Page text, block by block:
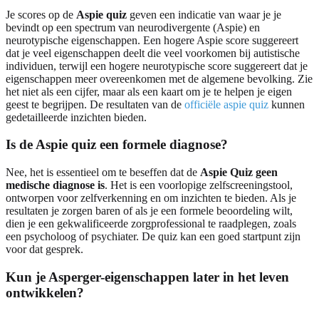
Je scores op de Aspie quiz geven een indicatie van waar je je
bevindt op een spectrum van neurodivergente (Aspie) en
neurotypische eigenschappen. Een hogere Aspie score suggereert
dat je veel eigenschappen deelt die veel voorkomen bij autistische
individuen, terwijl een hogere neurotypische score suggereert dat je
eigenschappen meer overeenkomen met de algemene bevolking. Zie
het niet als een cijfer, maar als een kaart om je te helpen je eigen
geest te begrijpen. De resultaten van de officiële aspie quiz kunnen
gedetailleerde inzichten bieden.
Is de Aspie quiz een formele diagnose?
Nee, het is essentieel om te beseffen dat de Aspie Quiz geen
medische diagnose is. Het is een voorlopige zelfscreeningstool,
ontworpen voor zelfverkenning en om inzichten te bieden. Als je
resultaten je zorgen baren of als je een formele beoordeling wilt,
dien je een gekwalificeerde zorgprofessional te raadplegen, zoals
een psycholoog of psychiater. De quiz kan een goed startpunt zijn
voor dat gesprek.
Kun je Asperger-eigenschappen later in het leven
ontwikkelen?